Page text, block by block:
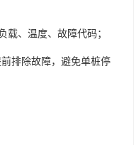
载、温度、故障代码；
排除故障，避免单桩停